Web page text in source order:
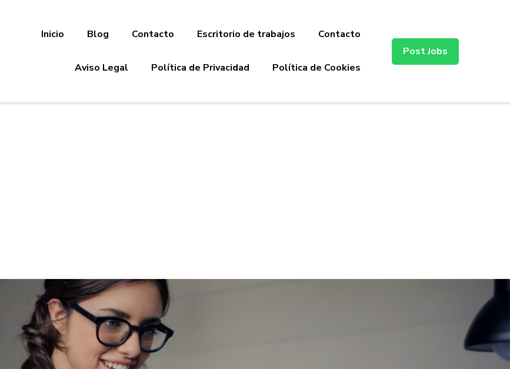
Inicio Blog Contacto Escritorio de trabajos Contacto
Aviso Legal Política de Privacidad Política de Cookies
Post Jobs